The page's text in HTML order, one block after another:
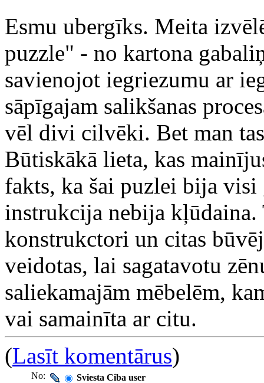
Esmu ubergīks. Meita
puzzle" - no kartona
savienojot iegriezumu ar
sāpīgajam salikšanas
vēl divi cilvēki. Bet man
Būtiskākā lieta, kas
fakts, ka šai puzlei bija
instrukcija nebija
konstrukctori un citas
veidotas, lai sagatavotu
saliekamajām mēbelēm,
vai samainīta ar citu.
(Lasīt komentārus)
No:
Sviesta Ciba user